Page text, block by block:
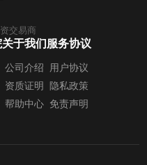
交易商
关于我们
公司介绍
资质证明
帮助中心
服务协议
用户协议
隐私政策
免责声明